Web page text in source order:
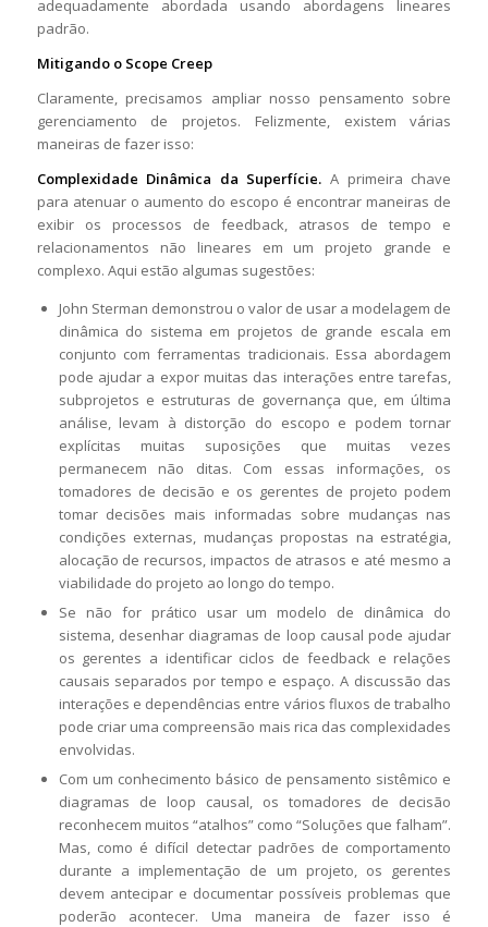
adequadamente abordada usando abordagens lineares
padrão.
Mitigando o Scope Creep
Claramente, precisamos ampliar nosso pensamento sobre
gerenciamento de projetos. Felizmente, existem várias
maneiras de fazer isso:
Complexidade Dinâmica da Superfície. A primeira chave
para atenuar o aumento do escopo é encontrar maneiras de
exibir os processos de feedback, atrasos de tempo e
relacionamentos não lineares em um projeto grande e
complexo. Aqui estão algumas sugestões:
John Sterman demonstrou o valor de usar a modelagem de
dinâmica do sistema em projetos de grande escala em
conjunto com ferramentas tradicionais. Essa abordagem
pode ajudar a expor muitas das interações entre tarefas,
subprojetos e estruturas de governança que, em última
análise, levam à distorção do escopo e podem tornar
explícitas muitas suposições que muitas vezes
permanecem não ditas. Com essas informações, os
tomadores de decisão e os gerentes de projeto podem
tomar decisões mais informadas sobre mudanças nas
condições externas, mudanças propostas na estratégia,
alocação de recursos, impactos de atrasos e até mesmo a
viabilidade do projeto ao longo do tempo.
Se não for prático usar um modelo de dinâmica do
sistema, desenhar diagramas de loop causal pode ajudar
os gerentes a identificar ciclos de feedback e relações
causais separados por tempo e espaço. A discussão das
interações e dependências entre vários fluxos de trabalho
pode criar uma compreensão mais rica das complexidades
envolvidas.
Com um conhecimento básico de pensamento sistêmico e
diagramas de loop causal, os tomadores de decisão
reconhecem muitos “atalhos” como “Soluções que falham”.
Mas, como é difícil detectar padrões de comportamento
durante a implementação de um projeto, os gerentes
devem antecipar e documentar possíveis problemas que
poderão acontecer. Uma maneira de fazer isso é